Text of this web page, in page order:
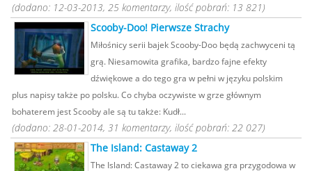
(dodano: 12-03-2013, 25 komentarzy, ilość pobrań: 13 821)
Scooby-Doo! Pierwsze Strachy
Miłośnicy serii bajek Scooby-Doo będą zachwyceni tą
grą. Niesamowita grafika, bardzo fajne efekty
dźwiękowe a do tego gra w pełni w języku polskim
plus napisy także po polsku. Co chyba oczywiste w grze głównym
bohaterem jest Scooby ale są tu także: Kudł...
(dodano: 28-01-2014, 31 komentarzy, ilość pobrań: 22 027)
The Island: Castaway 2
The Island: Castaway 2 to ciekawa gra przygodowa w